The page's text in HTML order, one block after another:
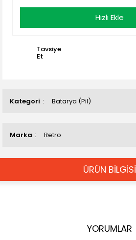
Kategori Batarya (Pil)
Marka Retro
Hızlı Ekle
Tavsiye
Et
ÜRÜN BİLGİSİ
YORUMLAR